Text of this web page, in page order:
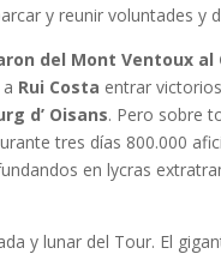
y reunir voluntades y
del Mont Ventoux al
Rui Costa entrar
d’ Oisans. Pero sobre
tres días 800.000
en lycras
y lunar del Tour. El